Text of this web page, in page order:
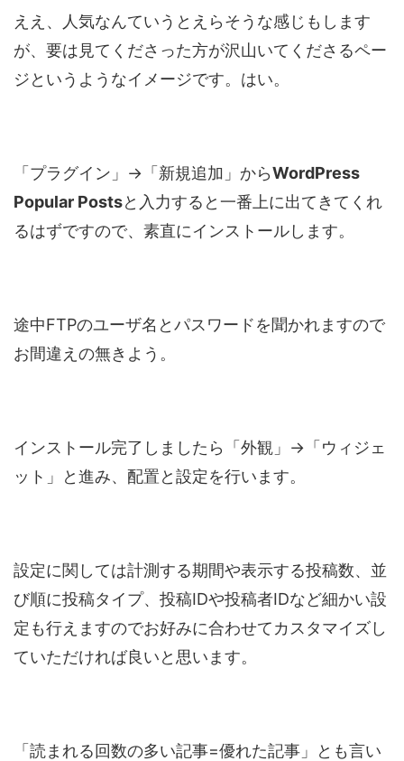
ええ、人気なんていうとえらそうな感じもします
が、要は見てくださった方が沢山いてくださるペー
ジというようなイメージです。はい。
「プラグイン」→「新規追加」からWordPress
Popular Postsと入力すると一番上に出てきてくれ
るはずですので、素直にインストールします。
途中FTPのユーザ名とパスワードを聞かれますので
お間違えの無きよう。
インストール完了しましたら「外観」→「ウィジェ
ット」と進み、配置と設定を行います。
設定に関しては計測する期間や表示する投稿数、並
び順に投稿タイプ、投稿IDや投稿者IDなど細かい設
定も行えますのでお好みに合わせてカスタマイズし
ていただければ良いと思います。
「読まれる回数の多い記事=優れた記事」とも言い